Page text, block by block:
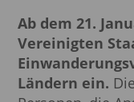
Ab dem 21.
Vereinigten
Ländern ein.